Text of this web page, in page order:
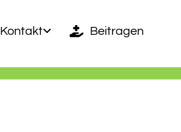
Kontakt Beitragen